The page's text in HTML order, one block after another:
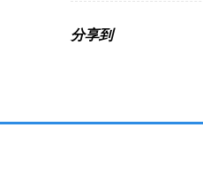
分享到